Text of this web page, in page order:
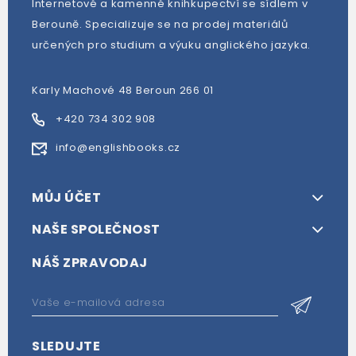
Internetové a kamenné knihkupectví se sídlem v
Berouně. Specializuje se na prodej materiálů
určených pro studium a výuku anglického jazyka.
Karly Machové 48 Beroun 266 01
+420 734 302 908
info@englishbooks.cz
MŮJ ÚČET
NAŠE SPOLEČNOST
NÁŠ ZPRAVODAJ
SLEDUJTE